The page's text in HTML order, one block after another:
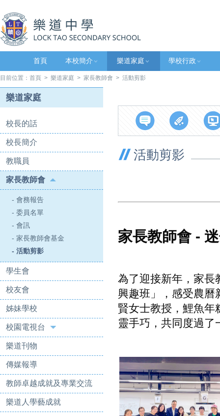
首頁 本校簡介 樂道家庭 學校行政
目前位置： 首頁 > 樂道家庭 > 家長教師會 > 活動剪影
樂道家庭
校長的話
校長簡介
教職員
家長教師會
- 會務報告
- 委員名單
- 會訊
- 家長教師會基金
- 活動剪影
學生會
校友會
姊妹學校
校園電視台
樂道刊物
傳媒報導
教師卓越成就及專業交流
樂道人學藝成就
活動剪影
家長教師會 -
為了迎接新年，家長
興趣班」，感受農
賢女士教授，鯉魚年
靈手巧，共同度過了